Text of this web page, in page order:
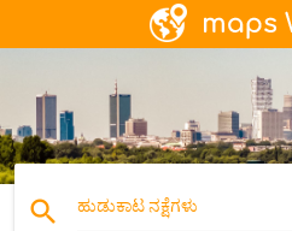
search ಹುಡುಕಾಟ ನಕ್ಷೆಗಳು